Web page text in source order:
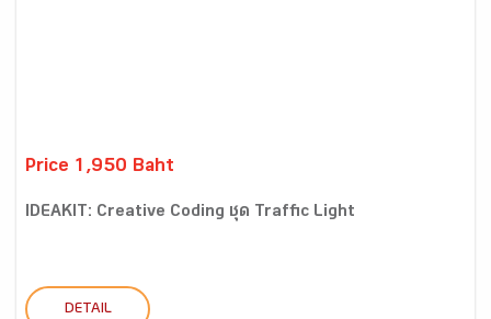
Price 1,950 Baht
IDEAKIT: Creative Coding ชุด Traffic Light
DETAIL